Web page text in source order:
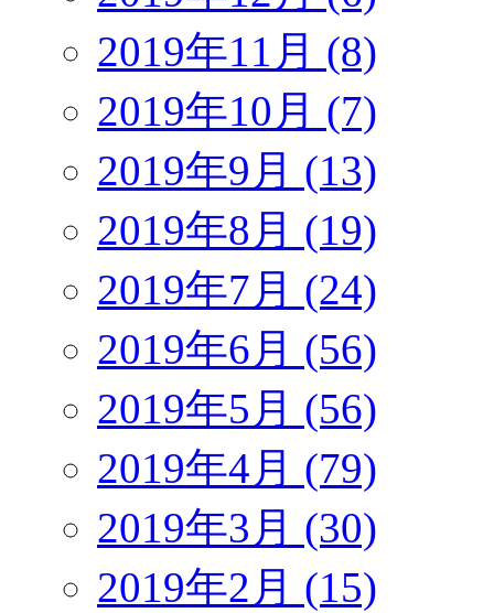
2019年11月 (8)
2019年10月 (7)
2019年9月 (13)
2019年8月 (19)
2019年7月 (24)
2019年6月 (56)
2019年5月 (56)
2019年4月 (79)
2019年3月 (30)
2019年2月 (15)